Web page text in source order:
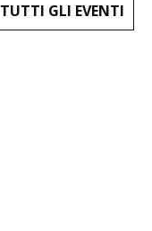
TUTTI GLI EVENTI